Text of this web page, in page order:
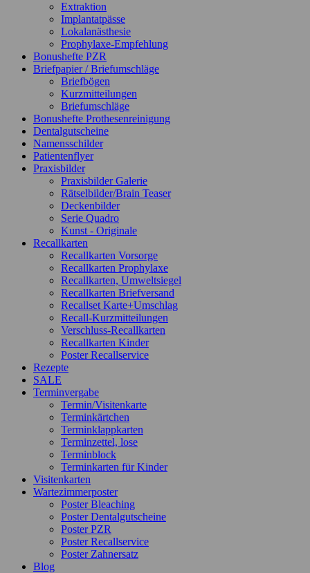
Extraktion
Implantatpässe
Lokalanästhesie
Prophylaxe-Empfehlung
Bonushefte PZR
Briefpapier / Briefumschläge
Briefbögen
Kurzmitteilungen
Briefumschläge
Bonushefte Prothesenreinigung
Dentalgutscheine
Namensschilder
Patientenflyer
Praxisbilder
Praxisbilder Galerie
Rätselbilder/Brain Teaser
Deckenbilder
Serie Quadro
Kunst - Originale
Recallkarten
Recallkarten Vorsorge
Recallkarten Prophylaxe
Recallkarten, Umweltsiegel
Recallkarten Briefversand
Recallset Karte+Umschlag
Recall-Kurzmitteilungen
Verschluss-Recallkarten
Recallkarten Kinder
Poster Recallservice
Rezepte
SALE
Terminvergabe
Termin/Visitenkarte
Terminkärtchen
Terminklappkarten
Terminzettel, lose
Terminblock
Terminkarten für Kinder
Visitenkarten
Wartezimmerposter
Poster Bleaching
Poster Dentalgutscheine
Poster PZR
Poster Recallservice
Poster Zahnersatz
Blog